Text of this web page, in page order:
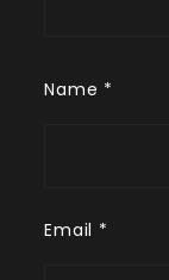
Name *
Email *